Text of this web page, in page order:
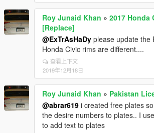
Roy Junaid Khan » 2017 Honda
[Replace]
@ExTrAsHaDy please update the
Honda Civic rims are different....
查看上下文
2019年12月18日
Roy Junaid Khan » Pakistan
@abrar619 i created free plates
the desire numbers to plates.. I
to add text to plates